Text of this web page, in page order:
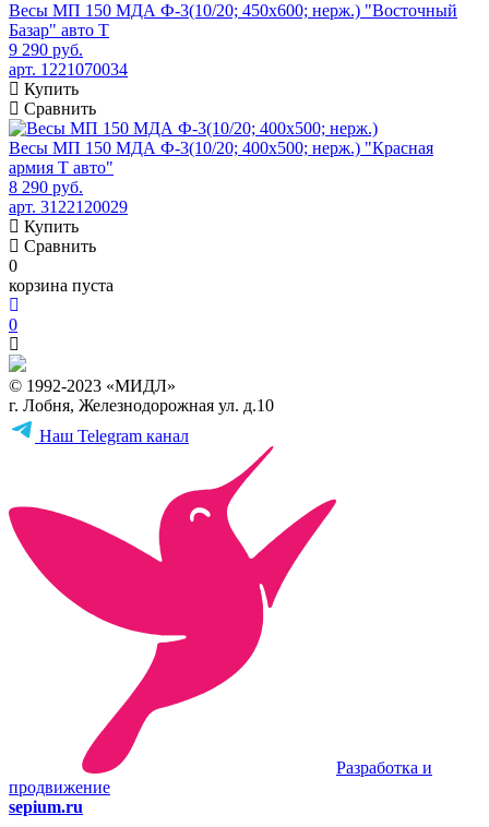
Весы МП 150 МДА Ф-3(10/20; 450х600; нерж.) "Восточный
Базар" авто Т
9 290 руб.
арт. 1221070034
Купить
Сравнить
Весы МП 150 МДА Ф-3(10/20; 400х500; нерж.) "Красная
армия Т авто"
8 290 руб.
арт. 3122120029
Купить
Сравнить
0
корзина пуста
0
© 1992-2023 «МИДЛ»
г. Лобня, Железнодорожная ул. д.10
Наш Telegram канал
Разработка и
продвижение
sepium.ru